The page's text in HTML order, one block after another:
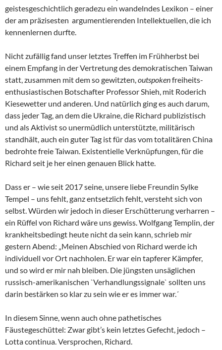
geistesgeschichtlich geradezu ein wandelndes Lexikon – einer
der am präzisesten argumentierenden Intellektuellen, die ich
kennenlernen durfte.
Nicht zufällig fand unser letztes Treffen im Frühherbst bei
einem Empfang in der Vertretung des demokratischen Taiwan
statt, zusammen mit dem so gewitzten,outspokenfreiheits-
enthusiastischen Botschafter Professor Shieh, mit Roderich
Kiesewetter und anderen. Und natürlich ging es auch darum,
dass jeder Tag, an dem die Ukraine, die Richard publizistisch
und als Aktivist so unermüdlich unterstützte, militärisch
standhält, auch ein guter Tag ist für das vom totalitären China
bedrohte freie Taiwan. Existentielle Verknüpfungen, für die
Richard seit je her einen genauen Blick hatte.
Dass er – wie seit 2017 seine, unsere liebe Freundin Sylke
Tempel – uns fehlt, ganz entsetzlich fehlt, versteht sich von
selbst. Würden wir jedoch in dieser Erschütterung verharren –
ein Rüffel von Richard wäre uns gewiss. Wolfgang Templin, der
krankheitsbedingt heute nicht da sein kann, schrieb mir
gestern Abend: „Meinen Abschied von Richard werde ich
individuell vor Ort nachholen. Er war ein tapferer Kämpfer,
und so wird er mir nah bleiben. Die jüngsten unsäglichen
russisch-amerikanischen `Verhandlungssignale` sollten uns
darin bestärken so klar zu sein wie er es immer war.´
In diesem Sinne, wenn auch ohne pathetisches
Fäustegeschüttel: Zwar gibt’s kein letztes Gefecht, jedoch –
Lotta continua. Versprochen, Richard.